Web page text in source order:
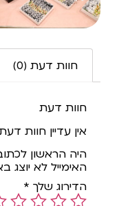
חוות דעת (0)
חוות דעת
אין עדיין חוות
היה הראשון
האימייל לא יוצג
הדירוג שלך *